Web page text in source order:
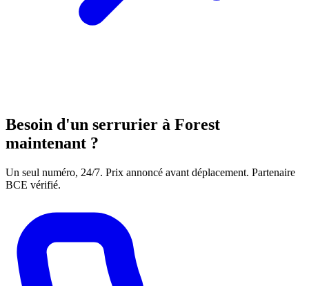
Besoin d'un serrurier à Forest
maintenant ?
Un seul numéro, 24/7. Prix annoncé avant déplacement. Partenaire
BCE vérifié.